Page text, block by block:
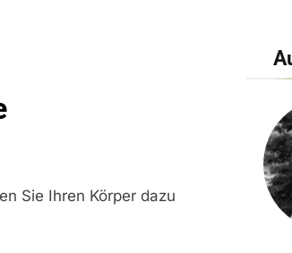
Sie Ihren Körper dazu